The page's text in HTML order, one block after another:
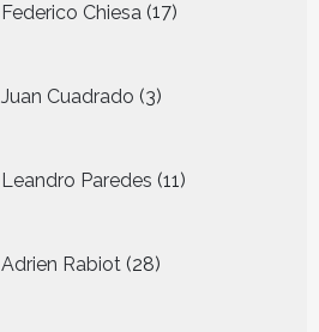
Federico Chiesa 17
producten
Juan Cuadrado 3
producten
Leandro Paredes 11
producten
Adrien Rabiot 28
producten